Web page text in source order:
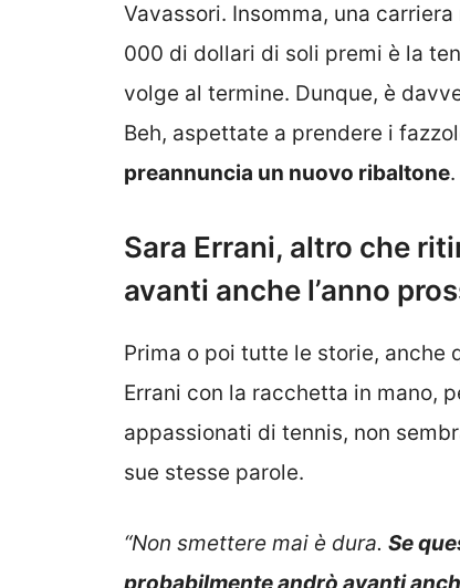
Vavassori. Insomma, una
000 di dollari di soli premi è la
volge al termine. Dunque, è
Beh, aspettate a prendere i
preannuncia un nuovo ribaltone.
Sara Errani, altro che
avanti anche l’anno
Prima o poi tutte le storie, anche
Errani con la racchetta in mano,
appassionati di tennis, non
sue stesse parole.
“Non smettere mai è dura. Se